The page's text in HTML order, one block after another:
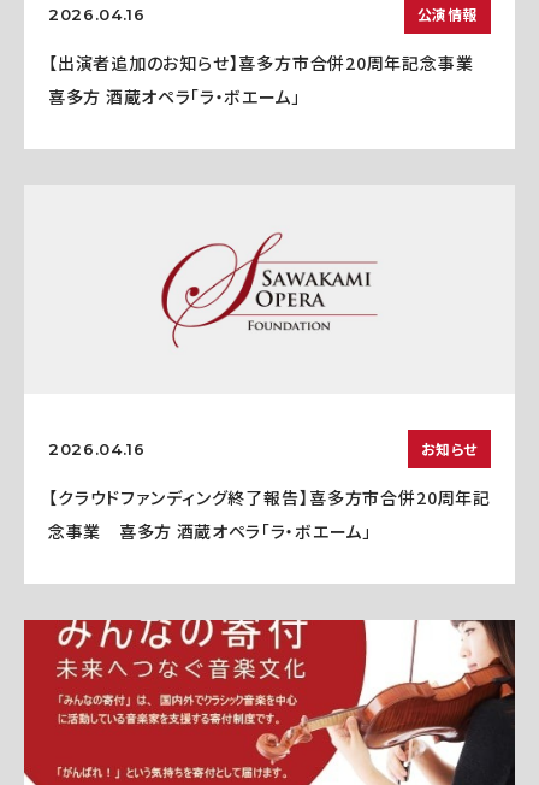
2026.04.16 公演情報
【出演者追加のお知らせ】喜多方市合併20周年記念事業
喜多方 酒蔵オペラ「ラ・ボエーム」
2026.04.16 お知らせ
【クラウドファンディング終了報告】喜多方市合併20周年記
念事業 喜多方 酒蔵オペラ「ラ・ボエーム」